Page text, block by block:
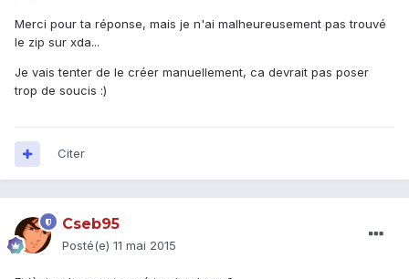
Merci pour ta réponse, mais je n'ai malheureusement pas trouvé
le zip sur xda...
Je vais tenter de le créer manuellement, ca devrait pas poser
trop de soucis :)
Citer
Cseb95
Posté(e) 11 mai 2015